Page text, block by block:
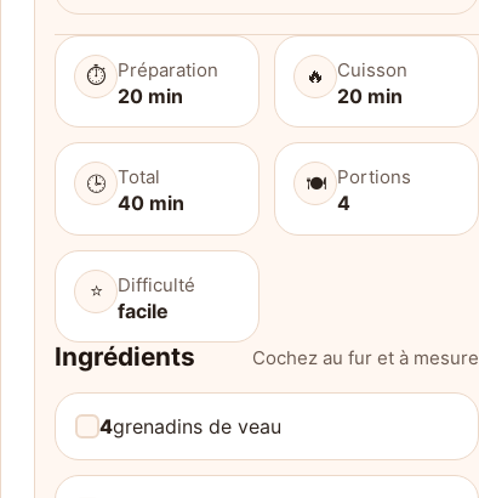
⏱️ Préparation
20 min
🔥 Cuisson
20 min
🕒 Total
40 min
🍽️ Portions
4
⭐ Difficulté
facile
Ingrédients Cochez au fur et à mesure
4grenadins de veau